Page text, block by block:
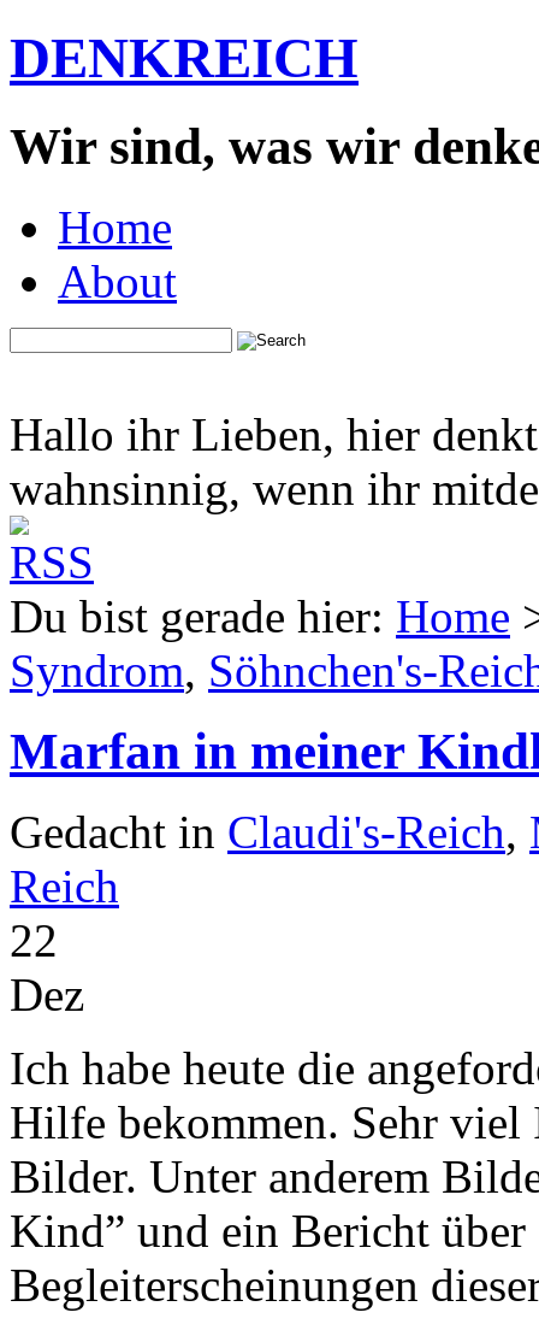
DENKREICH
Wir sind, was wir
Home
About
Hallo ihr Lieben, hier
wahnsinnig, wenn ihr
Du bist gerade hier: Home
Syndrom, Söhnchen's-
Marfan in meiner
Gedacht in Claudi's-Reich,
Reich
22
Dez
Ich habe heute die
Hilfe bekommen. Sehr viel
Bilder. Unter anderem
Kind” und ein Bericht über
Begleiterscheinungen